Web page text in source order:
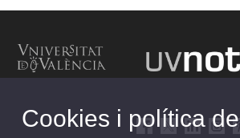
Cookies i política de